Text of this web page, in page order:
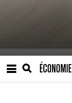
ÉCONOMIE